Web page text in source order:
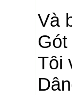
Và
Tôi